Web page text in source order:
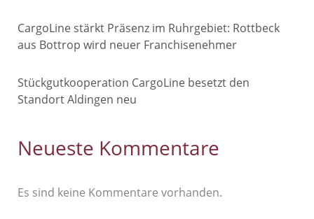
CargoLine stärkt Präsenz im Ruhrgebiet: Rottbeck
aus Bottrop wird neuer Franchisenehmer
Stückgutkooperation CargoLine besetzt den
Standort Aldingen neu
Neueste Kommentare
Es sind keine Kommentare vorhanden.